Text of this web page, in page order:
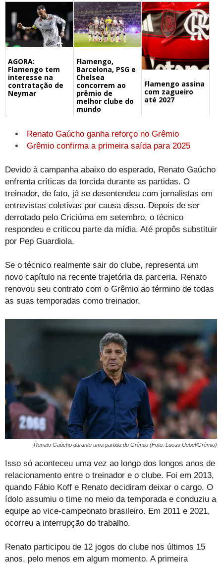
AGORA:
Flamengo tem
interesse na
contratação de
Neymar
Flamengo,
Barcelona, PSG e
Chelsea
concorrem ao
prêmio de
melhor clube do
mundo
Flamengo assina
com zagueiro
até 2027
Renato Gaúcho ganha reforço no Grêmio
Grêmio confirma a primeira saída para 2025
Devido à campanha abaixo do esperado, Renato Gaúcho
enfrenta críticas da torcida durante as partidas. O
treinador, de fato, já se desentendeu com jornalistas em
entrevistas coletivas por causa disso. Depois de ser
derrotado pelo Criciúma em setembro, o técnico
respondeu e criticou parte da mídia. Até propôs substituir
por Pep Guardiola.
Se o técnico realmente sair do clube, representa um
novo capítulo na recente trajetória da parceria. Renato
renovou seu contrato com o Grêmio ao término de todas
as suas temporadas como treinador.
Renato Gaúcho durante uma partida do Grêmio (Foto: Lucas Uebel/Grêmio)
Isso só aconteceu uma vez ao longo dos longos anos de
relacionamento entre o treinador e o clube. Foi em 2013,
quando Fábio Koff e Renato decidiram deixar o cargo. O
ídolo assumiu o time no meio da temporada e conduziu a
equipe ao vice-campeonato brasileiro. Em 2011 e 2021,
ocorreu a interrupção do trabalho.
Renato participou de 12 jogos do clube nos últimos 15
anos, pelo menos em algum momento. A primeira